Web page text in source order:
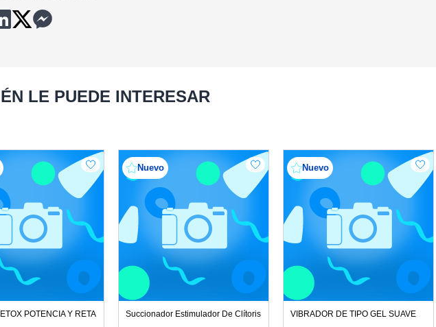
LE PUEDE INTERESAR
POTENCIA Y RETARDA
Nuevo
Succionador Estimulador De Clítoris
Nuevo
VIBRADOR DE TIPO GEL SUAVE